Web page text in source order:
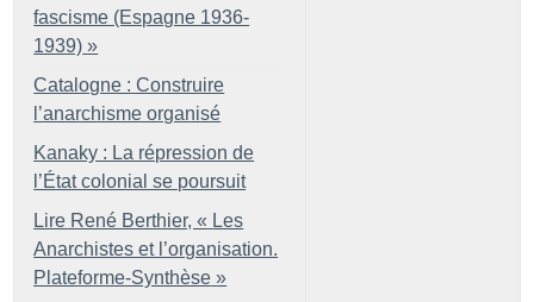
fascisme (Espagne 1936-
1939) »
Catalogne : Construire
l’anarchisme organisé
Kanaky : La répression de
l’État colonial se poursuit
Lire René Berthier, « Les
Anarchistes et l’organisation.
Plateforme-Synthèse »